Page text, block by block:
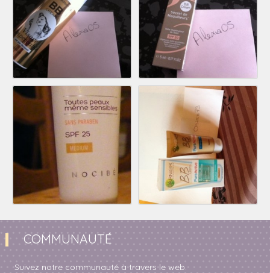
COMMUNAUTÉ
Suivez notre communauté à travers le web.